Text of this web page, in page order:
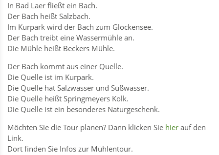
In Bad Laer fließt ein Bach.
Der Bach heißt Salzbach.
Im Kurpark wird der Bach zum Glockensee.
Der Bach treibt eine Wassermühle an.
Die Mühle heißt Beckers Mühle.
Der Bach kommt aus einer Quelle.
Die Quelle ist im Kurpark.
Die Quelle hat Salzwasser und Süßwasser.
Die Quelle heißt Springmeyers Kolk.
Die Quelle ist ein besonderes Naturgeschenk.
Möchten Sie die Tour planen? Dann klicken Sie hier auf den
Link.
Dort finden Sie Infos zur Mühlentour.